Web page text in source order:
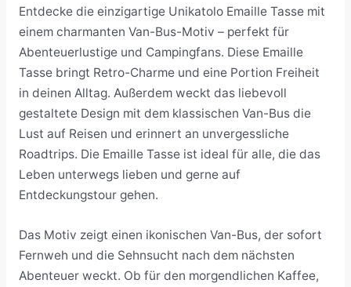
Entdecke die einzigartige Unikatolo Emaille Tasse mit
einem charmanten Van-Bus-Motiv – perfekt für
Abenteuerlustige und Campingfans. Diese Emaille
Tasse bringt Retro-Charme und eine Portion Freiheit
in deinen Alltag. Außerdem weckt das liebevoll
gestaltete Design mit dem klassischen Van-Bus die
Lust auf Reisen und erinnert an unvergessliche
Roadtrips. Die Emaille Tasse ist ideal für alle, die das
Leben unterwegs lieben und gerne auf
Entdeckungstour gehen.
Das Motiv zeigt einen ikonischen Van-Bus, der sofort
Fernweh und die Sehnsucht nach dem nächsten
Abenteuer weckt. Ob für den morgendlichen Kaffee,